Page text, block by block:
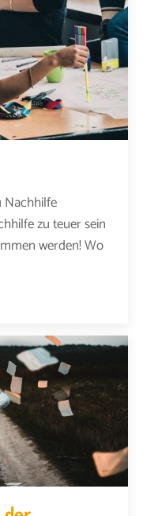
Nachhilfe
zu teuer sein
werden! Wo